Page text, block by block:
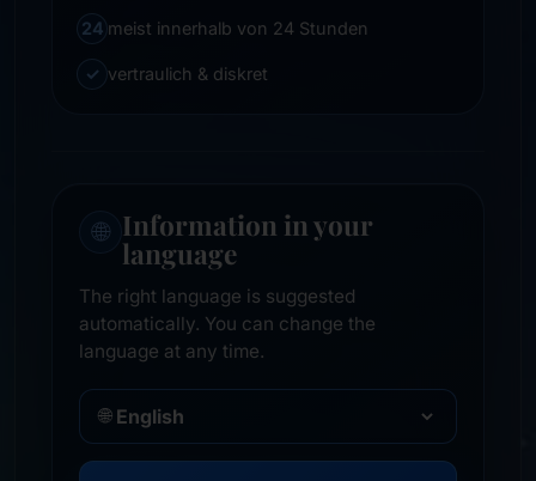
24 meist innerhalb von 24 Stunden
✓ vertraulich & diskret
🌐 Information in your
language
The right language is suggested
automatically. You can change the
language at any time.
🌐